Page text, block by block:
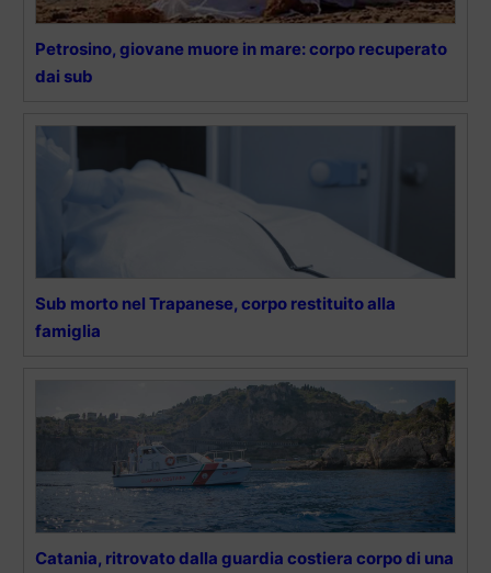
Petrosino, giovane muore in mare: corpo recuperato
dai sub
Sub morto nel Trapanese, corpo restituito alla
famiglia
Catania, ritrovato dalla guardia costiera corpo di una